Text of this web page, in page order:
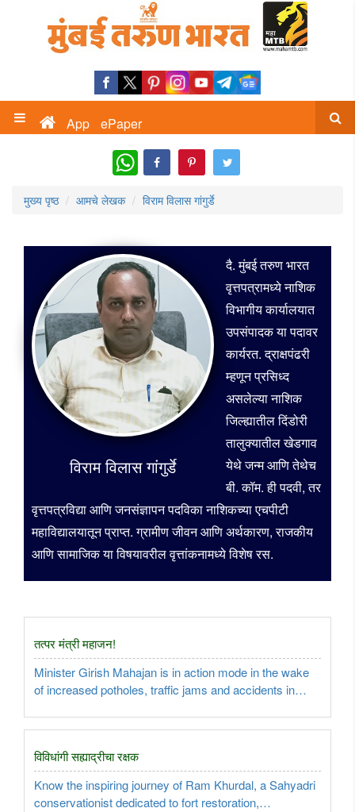
App ePaper
WhatsApp
मुख्य पृष्ठ आमचे लेखक विराम विलास गांगुर्डे
विराम विलास गांगुर्डे
दै. मुंबई तरुण भारत
वृत्तपत्रामध्ये नाशिक
विभागीय कार्यालयात
उपसंपादक या पदावर
कार्यरत. द्राक्षपंढरी
म्हणून प्रसिध्द
असलेल्या नाशिक
जिल्ह्यातील दिंडोरी
तालुक्यातील खेडगाव
येथे जन्म आणि तेथेच
बी. कॉम. ही पदवी, तर
वृत्तपत्रविद्या आणि जनसंज्ञापन पदविका नाशिकच्या एचपीटी
महाविद्यालयातून प्राप्त. ग्रामीण जीवन आणि अर्थकारण, राजकीय
आणि सामाजिक या विषयावरील वृत्तांकनामध्ये विशेष रस.
तत्पर मंत्री महाजन!
Minister Girish Mahajan is in action mode in the wake
of increased potholes, traffic jams and accidents in
विविधांगी सह्याद्रीचा रक्षक
Know the inspiring journey of Ram Khurdal, a Sahyadri
conservationist dedicated to fort restoration,